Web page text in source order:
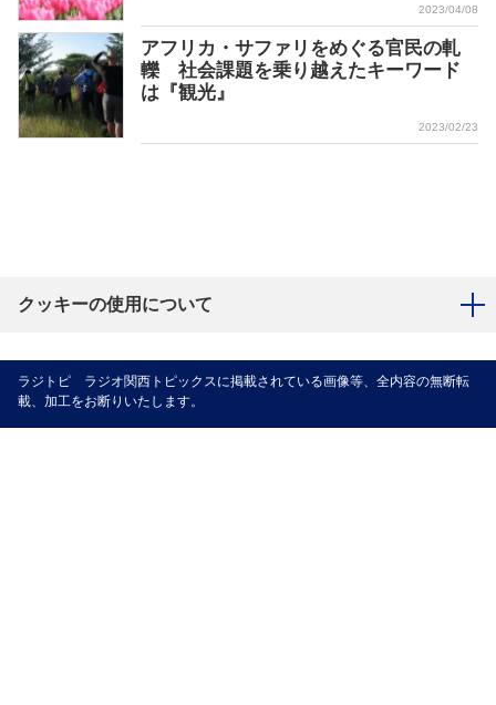
2023/04/08
アフリカ・サファリをめぐる官民の軋
轢 社会課題を乗り越えたキーワード
は『観光』
2023/02/23
クッキーの使用について
ラジトピ ラジオ関西トピックスに掲載されている画像等、全内容の無断転
載、加工をお断りいたします。